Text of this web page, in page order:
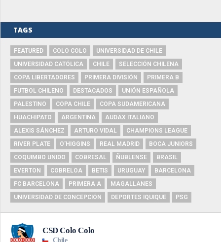
TAGS
FEATURED COLO COLO
UNIVERSIDAD DE CHILE
UNIVERSIDAD CATÓLICA
CHILE
SELECCIÓN CHILENA
COPA LIBERTADORES
PRIMERA DIVISIÓN
PRIMERA B
FUTBOL CHILENO
DESTACADOS
UNIÓN ESPAÑOLA
PALESTINO
COPA CHILE
COPA SUDAMERICANA
HUACHIPATO
ARGENTINA
AUDAX ITALIANO
ALEXIS SÁNCHEZ
ARTURO VIDAL
CHAMPIONS LEAGUE
RIVER PLATE
O'HIGGINS REAL MADRID
BOCA JUNIORS
COQUIMBO UNIDO
COBRESAL ÑUBLENSE
BRASIL
EVERTON
COBRELOA BETIS URUGUAY
BARCELONA
FC BARCELONA
PRIMERA A
MAGALLANES
UNIVERSIDAD DE CONCEPCIÓN
DEPORTES IQUIQUE PSG